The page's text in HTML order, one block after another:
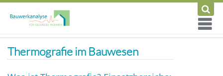
Thermografie im Bauwesen